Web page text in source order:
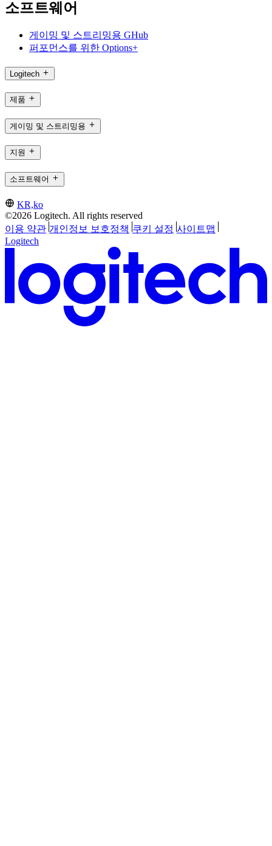
소프트웨어
게이밍 및 스트리밍용 GHub
퍼포먼스를 위한 Options+
Logitech
제품
게이밍 및 스트리밍용
지원
소프트웨어
KR,ko
©2026 Logitech. All rights reserved
이용 약관 개인정보 보호정책 쿠키 설정 사이트맵
Logitech